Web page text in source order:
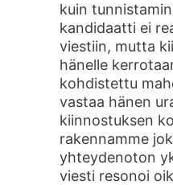
kuin
kandidaatti ei
viestiin, mutta
hänelle
kohdistettu
vastaa hänen
kiinnostuksen
rakennamme
yhteydenoton
viesti resonoi